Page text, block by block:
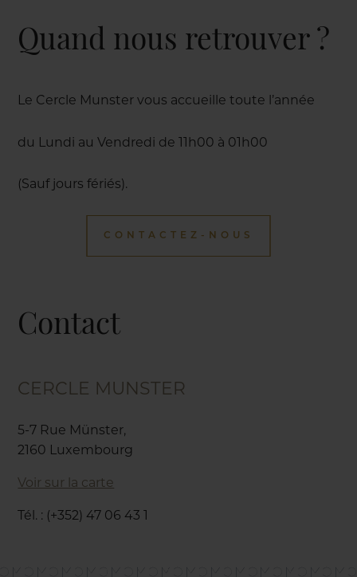
Quand nous retrouver ?
Le Cercle Munster vous accueille toute l’année
du Lundi au Vendredi de 11h00 à 01h00
(Sauf jours fériés).
CONTACTEZ-NOUS
Contact
CERCLE MUNSTER
5-7 Rue Münster,
2160 Luxembourg
Voir sur la carte
Tél. : (+352) 47 06 43 1